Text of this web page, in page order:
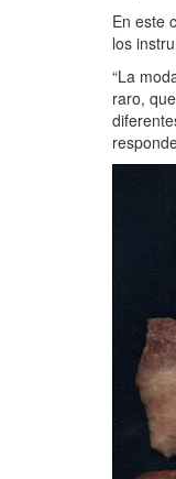
En este
los
“La
raro,